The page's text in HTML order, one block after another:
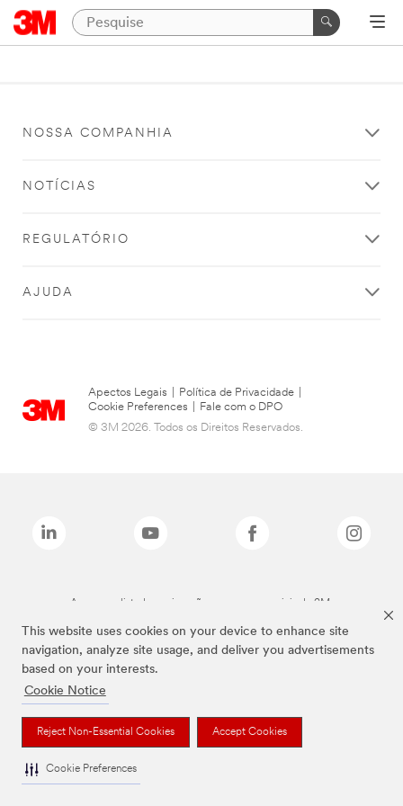
This website uses cookies on your device to enhance site
navigation, analyze site usage, and deliver you advertisements
based on your interests.
Cookie Notice
Reject Non-Essential Cookies Accept Cookies
Cookie Preferences
NOSSA COMPANHIA
NOTÍCIAS
REGULATÓRIO
AJUDA
Apectos Legais Política de Privacidade
Cookie Preferences
Fale com o DPO
© 3M 2026. Todos os Direitos Reservados.
As marcas listadas a cima são marcas comerciais da 3M.